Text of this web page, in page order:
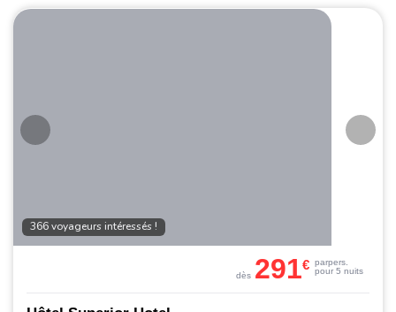
366 voyageurs intéressés !
dès 291€ parpers.
pour 5 nuits